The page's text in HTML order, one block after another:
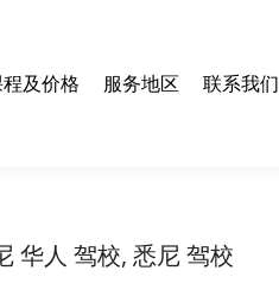
及价格 服务地区 联系我们
华人 驾校, 悉尼 驾校